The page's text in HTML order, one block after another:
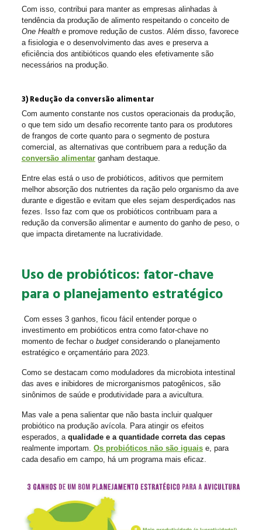
Com isso, contribui para manter as empresas alinhadas à
tendência da produção de alimento respeitando o conceito de
One Healthe promove redução de custos. Além disso, favorece
a fisiologia e o desenvolvimento das aves e preserva a
eficiência dos antibióticos quando eles efetivamente são
necessários na produção.
3) Redução da conversão alimentar
Com aumento constante nos custos operacionais da produção,
o que tem sido um desafio recorrente tanto para os produtores
de frangos de corte quanto para o segmento de postura
comercial, as alternativas que contribuem para a redução da
conversão alimentarganham destaque.
Entre elas está o uso de probióticos, aditivos que permitem
melhor absorção dos nutrientes da ração pelo organismo da ave
durante e digestão e evitam que eles sejam desperdiçados nas
fezes. Isso faz com que os probióticos contribuam para a
redução da conversão alimentar e aumento do ganho de peso, o
que impacta diretamente na lucratividade.
Uso de probióticos: fator-chave
para o planejamento estratégico
Com esses 3 ganhos, ficou fácil entender porque o
investimento em probióticos entra como fator-chave no
momento de fechar o budget considerando o planejamento
estratégico e orçamentário para 2023.
Como se destacam como moduladores da microbiota intestinal
das aves e inibidores de microrganismos patogênicos, são
sinônimos de saúde e produtividade para a avicultura.
Mas vale a pena salientar que não basta incluir qualquer
probiótico na produção avícola. Para atingir os efeitos
esperados, a qualidade e a quantidade correta das cepas
realmente importam. Os probióticos não são iguaise, para
cada desafio em campo, há um programa mais eficaz.